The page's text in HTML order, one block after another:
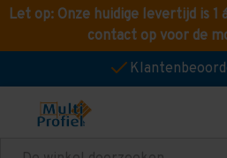
Let op: Onze huidige levertijd is 1
contact op voor de
Zoeken